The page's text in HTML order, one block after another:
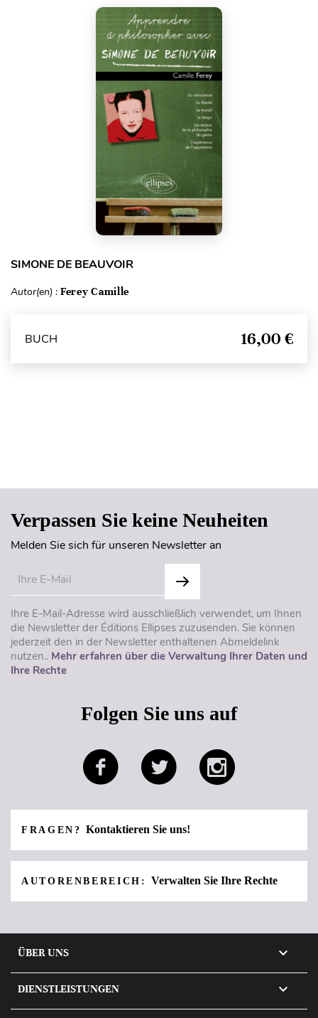
SIMONE DE BEAUVOIR
Autor(en) : Ferey Camille
BUCH 16,00 €
Verpassen Sie keine Neuheiten
Melden Sie sich für unseren Newsletter an
Ihre E-Mail-Adresse wird ausschließlich verwendet, um Ihnen
die Newsletter der Éditions Ellipses zuzusenden. Sie können
jederzeit den in der Newsletter enthaltenen Abmeldelink
nutzen.. Mehr erfahren über die Verwaltung Ihrer Daten und
Ihre Rechte
Folgen Sie uns auf
FRAGEN?Kontaktieren Sie uns!
AUTORENBEREICH: Verwalten Sie Ihre Rechte
ÜBER UNS 
DIENSTLEISTUNGEN 